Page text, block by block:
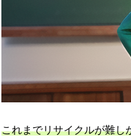
これまでリサイクルが難し